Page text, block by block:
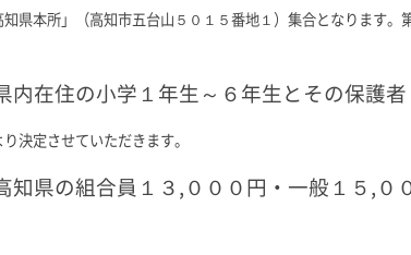
県本所」（高知市五台山５０１５番地１）集合となります。
在住の小学１年生～６年生とその保護者
決定させていただきます。
県の組合員１３,０００円・一般１５,０